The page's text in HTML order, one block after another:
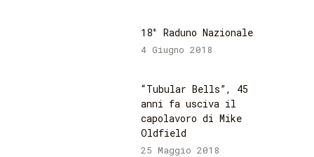
18° Raduno Nazionale
4 Giugno 2018
“Tubular Bells”, 45
anni fa usciva il
capolavoro di Mike
Oldfield
25 Maggio 2018